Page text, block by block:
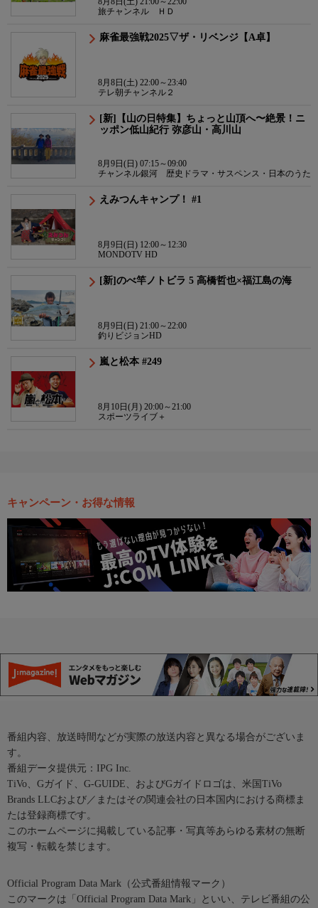
旅チャンネル ＨＤ
麻雀最強戦2025▽ザ・リベンジ【A卓】
8月8日(土) 22:00～23:40
テレ朝チャンネル２
[新]【山の日特集】ちょっと山頂へ〜絶景！ニ
ッポン低山紀行 弥彦山・高川山
8月9日(日) 07:15～09:00
チャンネル銀河 歴史ドラマ・サスペンス・日本のうた
えみつんキャンプ！ #1
8月9日(日) 12:00～12:30
MONDOTV HD
[新]のべ竿ノトビラ 5 高橋哲也×福江島の海
8月9日(日) 21:00～22:00
釣りビジョンHD
嵐と松本 #249
8月10日(月) 20:00～21:00
スポーツライブ＋
キャンペーン・お得な情報
番組内容、放送時間などが実際の放送内容と異なる場合がございま
す。
番組データ提供元：IPG Inc.
TiVo、Gガイド、G-GUIDE、およびGガイドロゴは、米国TiVo
Brands LLCおよび／またはその関連会社の日本国内における商標ま
たは登録商標です。
このホームページに掲載している記事・写真等あらゆる素材の無断
複写・転載を禁じます。
Official Program Data Mark（公式番組情報マーク）
このマークは「Official Program Data Mark」といい、テレビ番組の公